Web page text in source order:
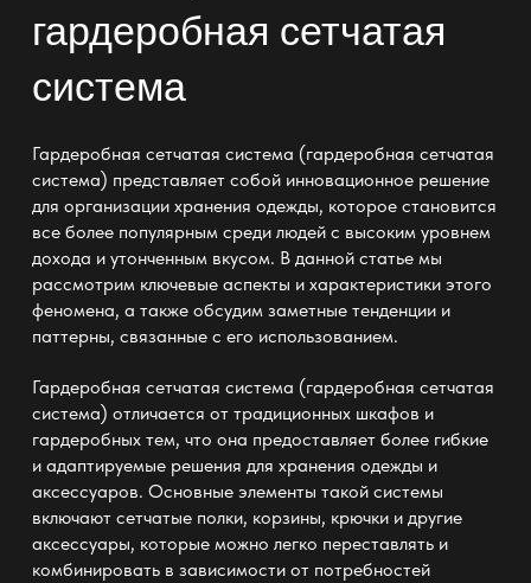
гардеробная сетчатая
система
Гардеробная сетчатая система (гардеробная сетчатая
система) представляет собой инновационное решение
для организации хранения одежды, которое становится
все более популярным среди людей с высоким уровнем
дохода и утонченным вкусом. В данной статье мы
рассмотрим ключевые аспекты и характеристики этого
феномена, а также обсудим заметные тенденции и
паттерны, связанные с его использованием.
Гардеробная сетчатая система (гардеробная сетчатая
система) отличается от традиционных шкафов и
гардеробных тем, что она предоставляет более гибкие
и адаптируемые решения для хранения одежды и
аксессуаров. Основные элементы такой системы
включают сетчатые полки, корзины, крючки и другие
аксессуары, которые можно легко переставлять и
комбинировать в зависимости от потребностей